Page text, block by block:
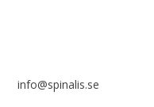
info@spinalis.se